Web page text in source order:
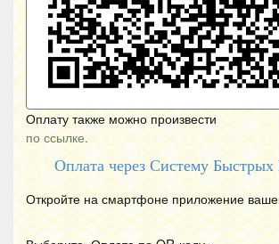
Оплату также можно произвести
по ссылке.
Оплата через Систему Быстрых
Откройте на смартфоне приложение